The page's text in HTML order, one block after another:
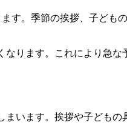
す。季節の挨拶、子ども
ります。これにより急
います。挨拶や子ども